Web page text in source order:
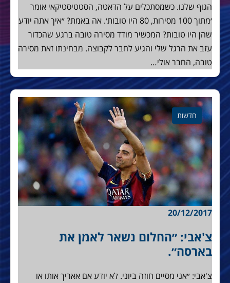
הגוף שלנו. כשמסתכלים על הדאטה, הסטטיסטיקאי אומר
׳מתוך 100 מסירות, 80 היו טובות׳. אה באמת? ״איך אתה יודע
שהן היו טובות? המכשיר מודד מסירה טובה ברגע שהכדור
עזב את הרגל שלי והגיע לחבר לקבוצה. מבחינתו זאת מסירה
טובה, החבר אולי…
חדשות
20/12/2017
צ'אבי: ״החלום נשאר לאמן את
בארסה״.
צ'אבי: ״אני מסיים חוזה ביוני. לא יודע אם אאריך אותו או